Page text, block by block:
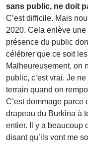
sans public, ne doit
C’est difficile. Mais
2020. Cela enlève
présence du public
célébrer que ce soit
Malheureusement, on
public, c’est vrai. Je
terrain quand on
C’est dommage parce
drapeau du Burkina à
entier. Il y a beaucoup
disant qu’ils vont me